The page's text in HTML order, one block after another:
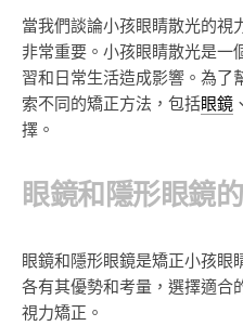
當我們談論小孩眼睛散光的視
非常重要。小孩眼睛散光是一
習和日常生活造成影響。為了
索不同的矯正方法，包括眼鏡 、
擇。
眼鏡和隱形眼鏡
眼鏡和隱形眼鏡是矯正小孩眼
各有其優勢和考量，選擇適合
視力矯正。